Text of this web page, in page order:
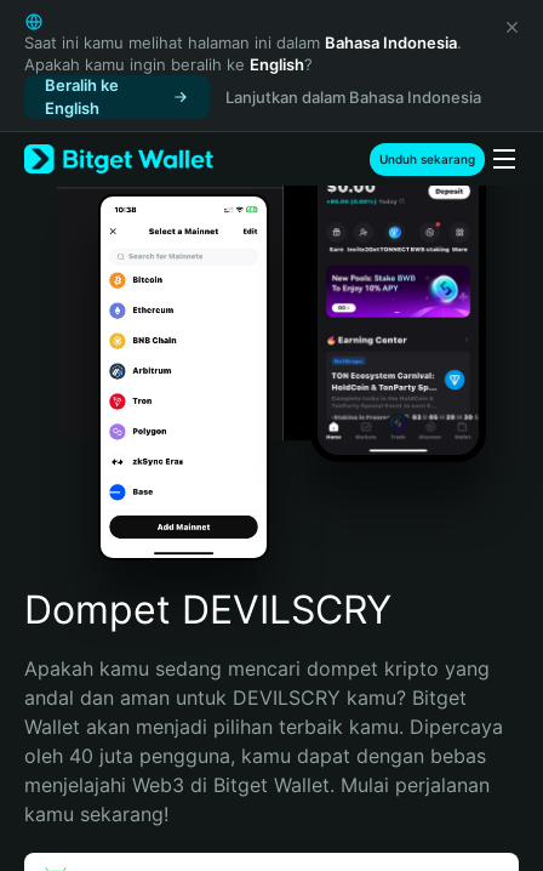
English
日本語
Tiếng Việt
Русский
Español (Latinoamérica)
Türkçe
Italiano
Português (Portugal)
Bahasa Indonesia
Português (Brasil)
Español (Argentina)
Saat ini kamu melihat halaman ini dalam Bahasa Indonesia.
Apakah kamu ingin beralih ke English?
Beralih ke
English
Lanjutkan dalam Bahasa Indonesia
Unduh sekarang
Dompet DEVILSCRY
Apakah kamu sedang mencari dompet kripto yang
andal dan aman untuk DEVILSCRY kamu? Bitget
Wallet akan menjadi pilihan terbaik kamu. Dipercaya
oleh 40 juta pengguna, kamu dapat dengan bebas
menjelajahi Web3 di Bitget Wallet. Mulai perjalanan
kamu sekarang!